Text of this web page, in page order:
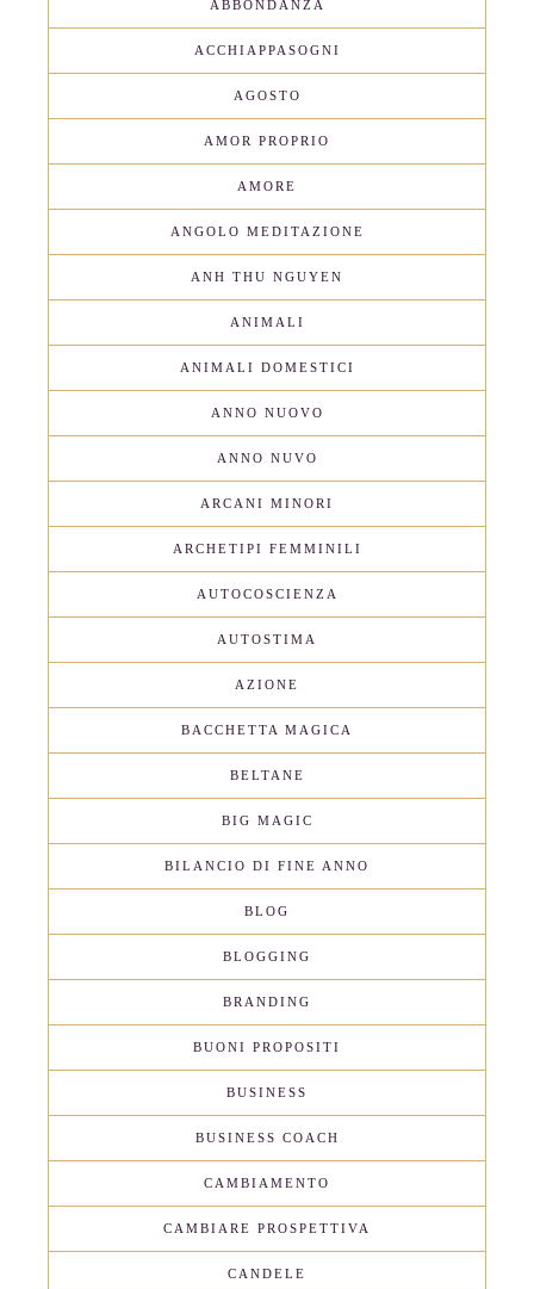
ABBONDANZA
ACCHIAPPASOGNI
AGOSTO
AMOR PROPRIO
AMORE
ANGOLO MEDITAZIONE
ANH THU NGUYEN
ANIMALI
ANIMALI DOMESTICI
ANNO NUOVO
ANNO NUVO
ARCANI MINORI
ARCHETIPI FEMMINILI
AUTOCOSCIENZA
AUTOSTIMA
AZIONE
BACCHETTA MAGICA
BELTANE
BIG MAGIC
BILANCIO DI FINE ANNO
BLOG
BLOGGING
BRANDING
BUONI PROPOSITI
BUSINESS
BUSINESS COACH
CAMBIAMENTO
CAMBIARE PROSPETTIVA
CANDELE